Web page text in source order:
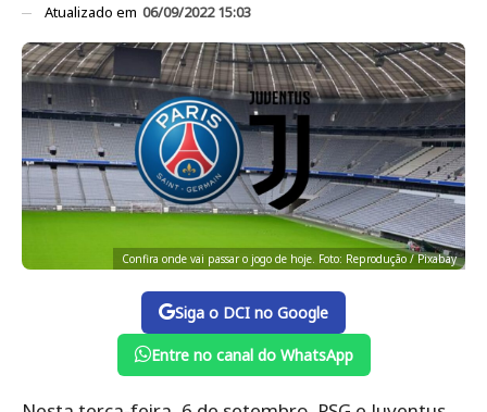
Atualizado em 06/09/2022 15:03
Confira onde vai passar o jogo de hoje. Foto: Reprodução / Pixabay
Siga o DCI no Google
Entre no canal do WhatsApp